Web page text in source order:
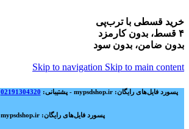
خرید قسطی با ترب‌پی
۴ قسط، بدون کارمزد
بدون ضامن، بدون سود
Skip to navigation Skip to main content
پسورد فایل‌های رایگان: mypsdshop.ir - پشتیبانی: arshiya_ag@yahoo.com 02191304320
پسورد فایل‌های رایگان: mypsdshop.ir